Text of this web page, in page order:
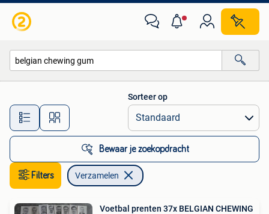
Alle afstanden…
Sorteer op
Bewaar je zoekopdracht
Filters Verzamelen
Voetbal prenten 37x BELGIAN CHEWING